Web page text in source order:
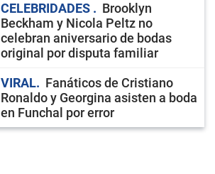
CELEBRIDADES
Brooklyn
Beckham y Nicola Peltz no
celebran aniversario de bodas
original por disputa familiar
VIRAL
Fanáticos de Cristiano
Ronaldo y Georgina asisten a boda
en Funchal por error